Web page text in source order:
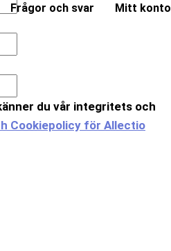
Frågor och svar Mitt konto
du vår integritets och
Cookiepolicy för Allectio